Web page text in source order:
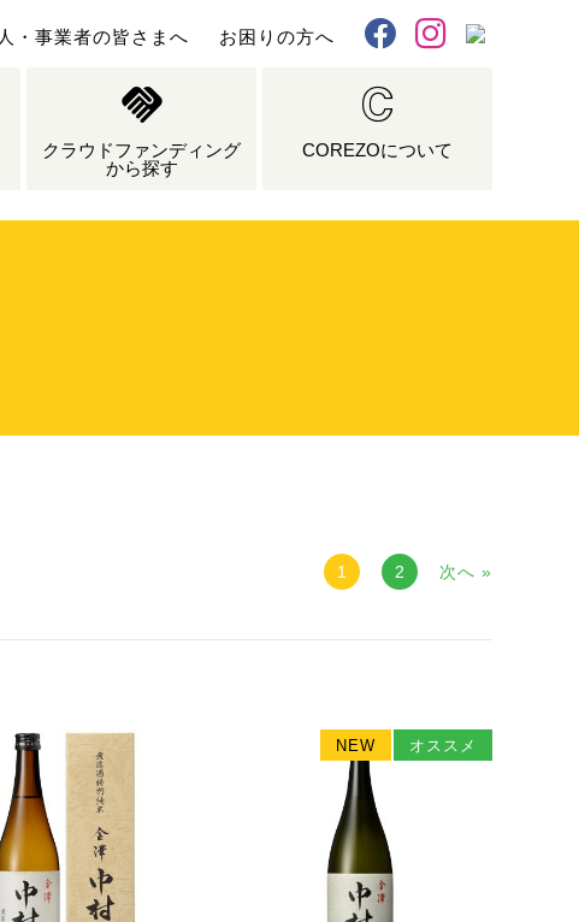
・事業者の皆さまへ お困りの方へ
FacebookInstagram
クラウドファンディング
から探す
COREZOについて
1 2 次へ »
NEW オススメ